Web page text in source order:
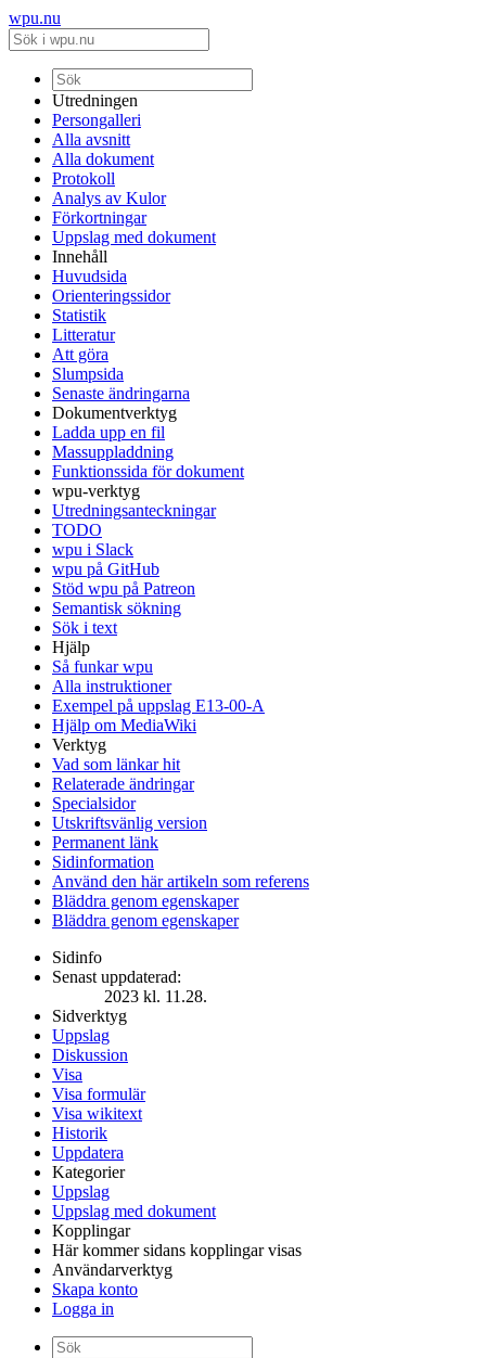
wpu.nu
Utredningen
Persongalleri
Alla avsnitt
Alla dokument
Protokoll
Analys av Kulor
Förkortningar
Uppslag med dokument
Innehåll
Huvudsida
Orienteringssidor
Statistik
Litteratur
Att göra
Slumpsida
Senaste ändringarna
Dokumentverktyg
Ladda upp en fil
Massuppladdning
Funktionssida för dokument
wpu-verktyg
Utredningsanteckningar
TODO
wpu i Slack
wpu på GitHub
Stöd wpu på Patreon
Semantisk sökning
Sök i text
Hjälp
Så funkar wpu
Alla instruktioner
Exempel på uppslag E13-00-A
Hjälp om MediaWiki
Verktyg
Vad som länkar hit
Relaterade ändringar
Specialsidor
Utskriftsvänlig version
Permanent länk
Sidinformation
Använd den här artikeln som referens
Bläddra genom egenskaper
Bläddra genom egenskaper
Sidinfo
Senast uppdaterad:
2023 kl. 11.28.
Sidverktyg
Uppslag
Diskussion
Visa
Visa formulär
Visa wikitext
Historik
Uppdatera
Kategorier
Uppslag
Uppslag med dokument
Kopplingar
Här kommer sidans kopplingar visas
Användarverktyg
Skapa konto
Logga in